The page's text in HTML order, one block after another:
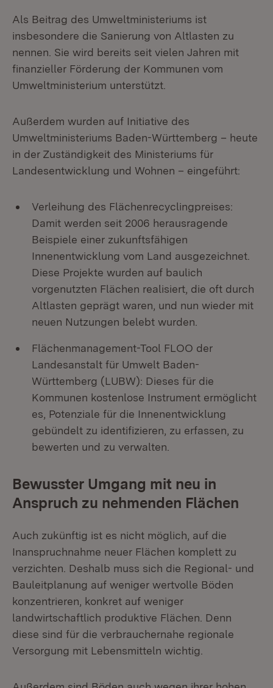
Als Beitrag des Umweltministeriums ist
insbesondere die Sanierung von Altlasten zu
nennen. Sie wird bereits seit vielen Jahren mit
finanzieller Förderung der Kommunen vom
Umweltministerium unterstützt.
Außerdem wurden auf Initiative des
Umweltministeriums Baden-Württemberg – heute
in der Zuständigkeit des Ministeriums für
Landesentwicklung und Wohnen – eingeführt:
Verleihung des Flächenrecyclingpreises:
Damit werden seit 2006 herausragende
Beispiele einer zukunftsfähigen
Innenentwicklung vom Land ausgezeichnet.
Diese Projekte wurden auf baulich
vorgenutzten Flächen realisiert, die oft durch
Altlasten geprägt waren, und nun wieder mit
neuen Nutzungen belebt wurden.
Flächenmanagement-Tool FLOO der
Landesanstalt für Umwelt Baden-
Württemberg (LUBW): Dieses für die
Kommunen kostenlose Instrument ermöglicht
es, Potenziale für die Innenentwicklung
gebündelt zu identifizieren, zu erfassen, zu
bewerten und zu verwalten.
Bewusster Umgang mit neu in
Anspruch zu nehmenden Flächen
Auch zukünftig ist es nicht möglich, auf die
Inanspruchnahme neuer Flächen komplett zu
verzichten. Deshalb muss sich die Regional- und
Bauleitplanung auf weniger wertvolle Böden
konzentrieren, konkret auf weniger
landwirtschaftlich produktive Flächen. Denn
diese sind für die verbrauchernahe regionale
Versorgung mit Lebensmitteln wichtig.